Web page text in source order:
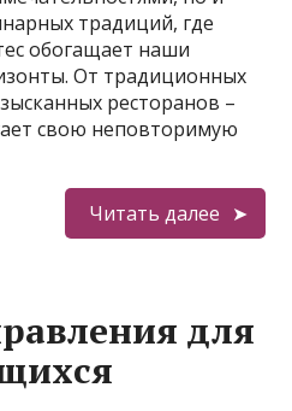
традиций, где
обогащает наши
От традиционных
ресторанов –
свою неповторимую
Читать далее
для